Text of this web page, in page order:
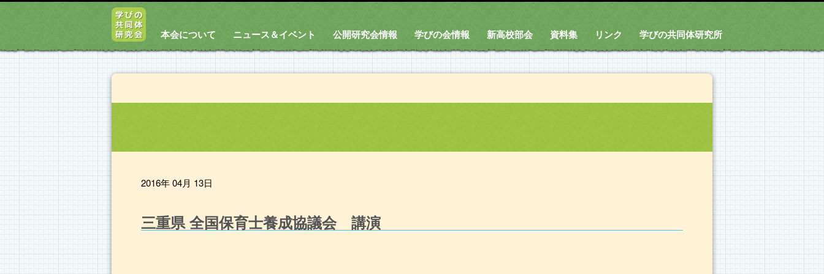
本会について ニュース＆イベント 公開研究会情報 学びの会情報 新高校部会 資料集 リンク 学びの共同体研究所
2016年 04月 13日
三重県 全国保育士養成協議会 講演